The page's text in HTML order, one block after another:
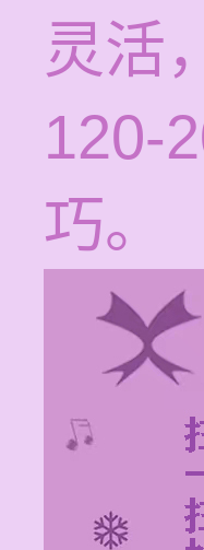
灵活
120-
巧。